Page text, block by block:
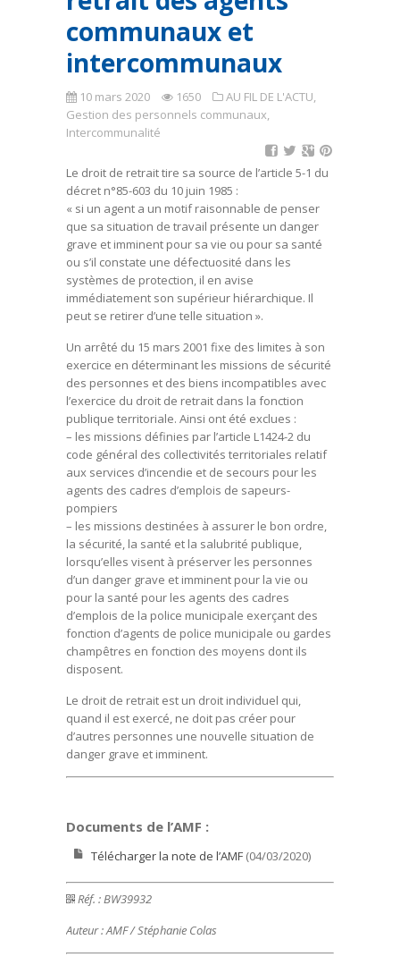
communaux et
intercommunaux
10 mars 2020 1650 AU FIL DE L'ACTU,
Gestion des personnels communaux,
Intercommunalité
Le droit de retrait tire sa source de l’article 5-1 du
décret n°85-603 du 10 juin 1985 :
« si un agent a un motif raisonnable de penser
que sa situation de travail présente un danger
grave et imminent pour sa vie ou pour sa santé
ou s’il constate une défectuosité dans les
systèmes de protection, il en avise
immédiatement son supérieur hiérarchique. Il
peut se retirer d’une telle situation ».
Un arrêté du 15 mars 2001 fixe des limites à son
exercice en déterminant les missions de sécurité
des personnes et des biens incompatibles avec
l’exercice du droit de retrait dans la fonction
publique territoriale. Ainsi ont été exclues :
– les missions définies par l’article L1424-2 du
code général des collectivités territoriales relatif
aux services d’incendie et de secours pour les
agents des cadres d’emplois de sapeurs-
pompiers
– les missions destinées à assurer le bon ordre,
la sécurité, la santé et la salubrité publique,
lorsqu’elles visent à préserver les personnes
d’un danger grave et imminent pour la vie ou
pour la santé pour les agents des cadres
d’emplois de la police municipale exerçant des
fonction d’agents de police municipale ou gardes
champêtres en fonction des moyens dont ils
disposent.
Le droit de retrait est un droit individuel qui,
quand il est exercé, ne doit pas créer pour
d’autres personnes une nouvelle situation de
danger grave et imminent.
Documents de l’AMF :
Télécharger la note de l’AMF(04/03/2020)
Réf. : BW39932
Auteur : AMF / Stéphanie Colas